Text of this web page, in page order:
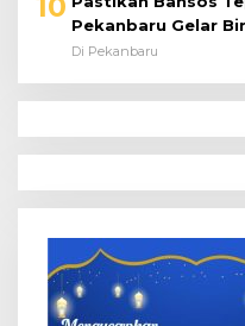
Pekanbaru Gelar
Puskessos
Di Pekanbaru